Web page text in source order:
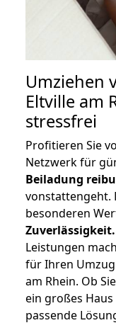
Umziehen
Eltville am
stressfrei
Profitieren Sie
Netzwerk für
Beiladung
vonstattengeht.
besonderen
Zuverlässigkeit.
Leistungen
für Ihren
am Rhein. Ob
ein großes
passende